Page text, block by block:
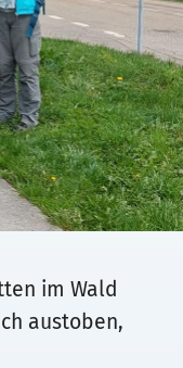
im Wald
austoben,